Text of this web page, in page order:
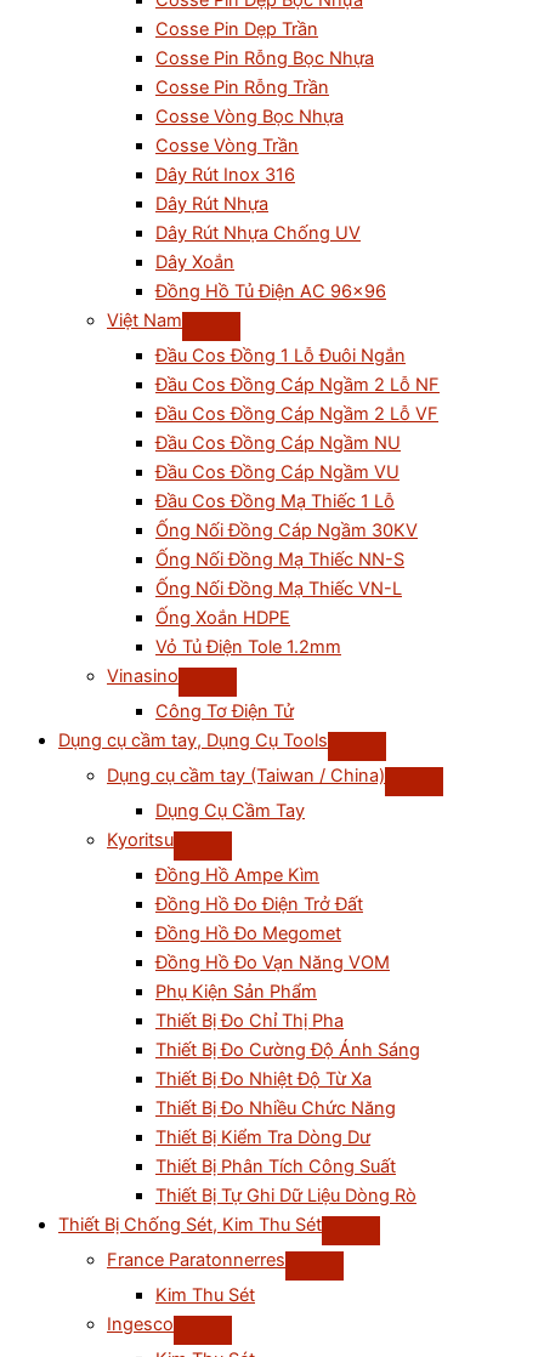
Cosse Pin Dẹp Trần
Cosse Pin Rỗng Bọc Nhựa
Cosse Pin Rỗng Trần
Cosse Vòng Bọc Nhựa
Cosse Vòng Trần
Dây Rút Inox 316
Dây Rút Nhựa
Dây Rút Nhựa Chống UV
Dây Xoắn
Đồng Hồ Tủ Điện AC 96×96
Việt Nam
Đầu Cos Đồng 1 Lỗ Đuôi Ngắn
Đầu Cos Đồng Cáp Ngầm 2 Lỗ NF
Đầu Cos Đồng Cáp Ngầm 2 Lỗ VF
Đầu Cos Đồng Cáp Ngầm NU
Đầu Cos Đồng Cáp Ngầm VU
Đầu Cos Đồng Mạ Thiếc 1 Lỗ
Ống Nối Đồng Cáp Ngầm 30KV
Ống Nối Đồng Mạ Thiếc NN-S
Ống Nối Đồng Mạ Thiếc VN-L
Ống Xoắn HDPE
Vỏ Tủ Điện Tole 1.2mm
Vinasino
Công Tơ Điện Tử
Dụng cụ cầm tay, Dụng Cụ Tools
Dụng cụ cầm tay (Taiwan / China)
Dụng Cụ Cầm Tay
Kyoritsu
Đồng Hồ Ampe Kìm
Đồng Hồ Đo Điện Trở Đất
Đồng Hồ Đo Megomet
Đồng Hồ Đo Vạn Năng VOM
Phụ Kiện Sản Phẩm
Thiết Bị Đo Chỉ Thị Pha
Thiết Bị Đo Cường Độ Ánh Sáng
Thiết Bị Đo Nhiệt Độ Từ Xa
Thiết Bị Đo Nhiều Chức Năng
Thiết Bị Kiểm Tra Dòng Dư
Thiết Bị Phân Tích Công Suất
Thiết Bị Tự Ghi Dữ Liệu Dòng Rò
Thiết Bị Chống Sét, Kim Thu Sét
France Paratonnerres
Kim Thu Sét
Ingesco